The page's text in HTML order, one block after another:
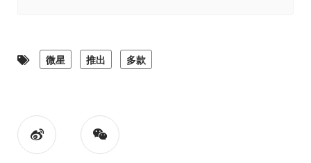
微星 推出 多款